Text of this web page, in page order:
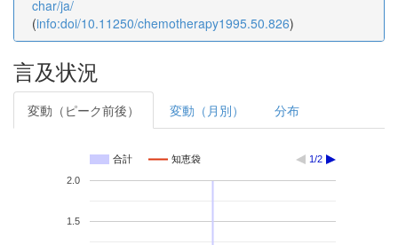
char/ja/
(info:doi/10.11250/chemotherapy1995.50.826)
言及状況
変動（ピーク前後） 変動（月別） 分布
合計 知恵袋 1/2
1.5
2.0